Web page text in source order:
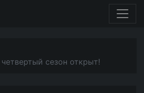
сезон открыт!